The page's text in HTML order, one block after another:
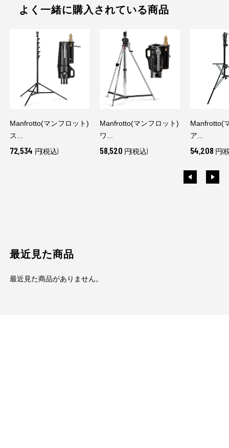
よく一緒に購入されている商品
Manfrotto(マンフロット)
ス...
72,534 円(税込)
Manfrotto(マンフロット)
ワ...
58,520 円(税込)
Manfrotto(
ア...
54,208 円(
最近見た商品
最近見た商品がありません。